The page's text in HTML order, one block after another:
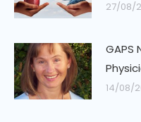
27/08/
GAPS
14/08/